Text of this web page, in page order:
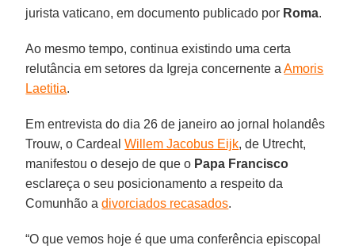
jurista vaticano, em documento publicado por Roma.
Ao mesmo tempo, continua existindo uma certa
relutância em setores da Igreja concernente aAmoris
Laetitia.
Em entrevista do dia 26 de janeiro ao jornal holandês
Trouw, o CardealWillem Jacobus Eijk, de Utrecht,
manifestou o desejo de que o Papa Francisco
esclareça o seu posicionamento a respeito da
Comunhão adivorciados recasados.
“O que vemos hoje é que uma conferência episcopal